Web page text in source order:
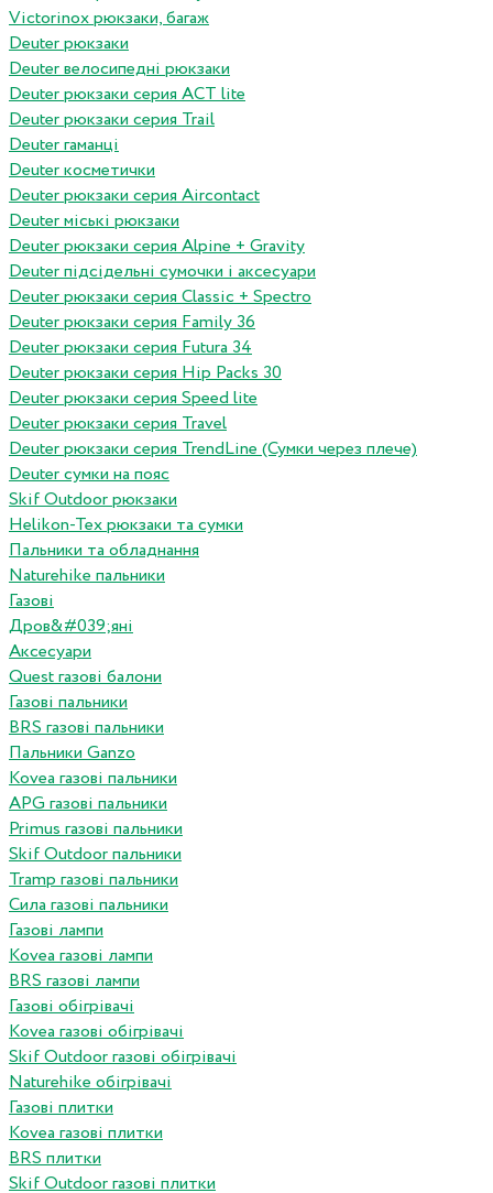
Victorinox рюкзаки, багаж
Deuter рюкзаки
Deuter велосипедні рюкзаки
Deuter рюкзаки серия ACT lite
Deuter рюкзаки серия Trail
Deuter гаманці
Deuter косметички
Deuter рюкзаки серия Aircontact
Deuter міські рюкзаки
Deuter рюкзаки серия Alpine + Gravity
Deuter підсідельні сумочки і аксесуари
Deuter рюкзаки серия Classic + Spectro
Deuter рюкзаки серия Family 36
Deuter рюкзаки серия Futura 34
Deuter рюкзаки серия Hip Packs 30
Deuter рюкзаки серия Speed lite
Deuter рюкзаки серия Travel
Deuter рюкзаки серия TrendLine (Сумки через плече)
Deuter сумки на пояс
Skif Outdoor рюкзаки
Helikon-Tex рюкзаки та сумки
Пальники та обладнання
Naturehike пальники
Газові
Дров&#039;яні
Аксесуари
Quest газові балони
Газові пальники
BRS газові пальники
Пальники Ganzo
Kovea газові пальники
APG газові пальники
Primus газові пальники
Skif Outdoor пальники
Tramp газові пальники
Сила газові пальники
Газові лампи
Kovea газові лампи
BRS газові лампи
Газові обігрівачі
Kovea газові обігрівачі
Skif Outdoor газові обігрівачі
Naturehike обігрівачі
Газові плитки
Kovea газові плитки
BRS плитки
Skif Outdoor газові плитки